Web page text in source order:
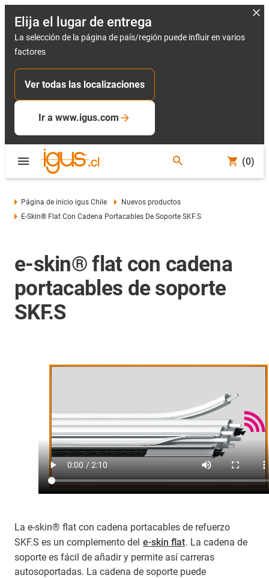
Elija el lugar de entrega
La selección de la página de país/región puede influir en varios
factores
Ver todas las localizaciones
Ir a www.igus.com
(0)
Página de inicio igus Chile
Nuevos productos
E-Skin® Flat Con Cadena Portacables De Soporte SKF.S
e-skin® flat con cadena
portacables de soporte
SKF.S
La e-skin® flat con cadena portacables de refuerzo
SKF.S es un complemento del e-skin flat. La cadena de
soporte es fácil de añadir y permite así carreras
autosoportadas. La cadena de soporte puede